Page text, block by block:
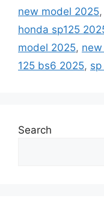
new model 2025,
honda sp125
model 2025,
125 bs6 2025, sp
Search